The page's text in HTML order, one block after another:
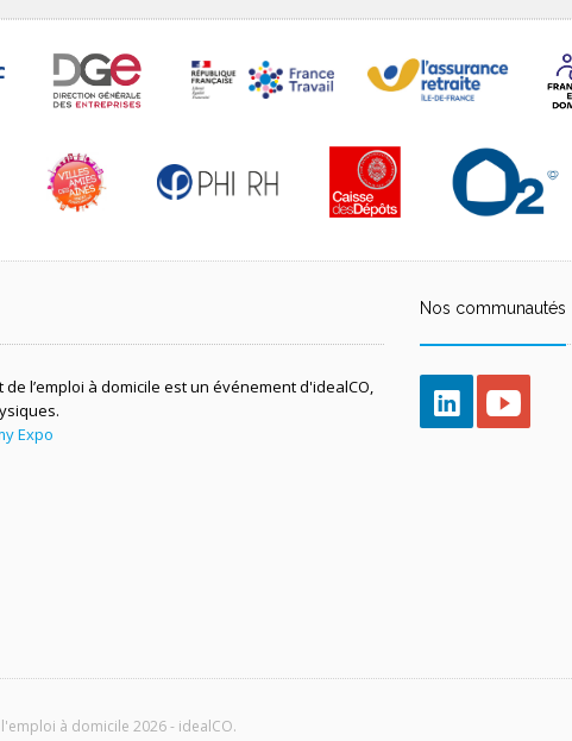
l’emploi à domicile est un événement d'idealCO,
Expo
Nos communautés
à domicile 2026 - idealCO.